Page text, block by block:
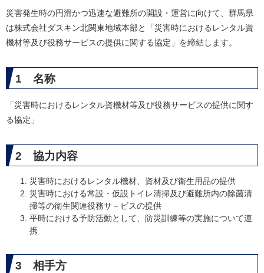
災害発生時の円滑かつ迅速な避難所の開設・運営に向けて、群馬県
は株式会社ダスキン北関東地域本部と「災害時におけるレンタル資
機材等及び役務サービスの提供に関する協定」を締結します。
1 名称
「災害時におけるレンタル資機材等及び役務サービスの提供に関す
る協定」
2 協力内容
災害時におけるレンタル機材、資材及び衛生用品の提供
災害時における常設・仮設トイレ清掃及び避難所内の除菌清
掃等の衛生関連役務サ－ビスの提供
平時における予防活動として、防災訓練等の実施について連
携
3 相手方